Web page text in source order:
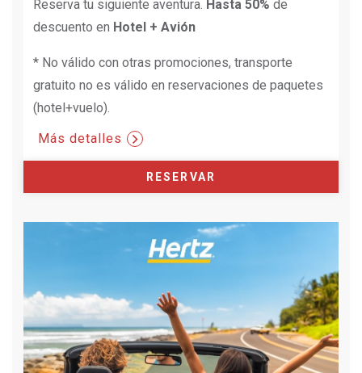
Reserva tu siguiente aventura. Hasta 50% de
descuento en Hotel + Avión
* No válido con otras promociones, transporte
gratuito no es válido en reservaciones de paquetes
(hotel+vuelo).
Más detalles
RESERVAR